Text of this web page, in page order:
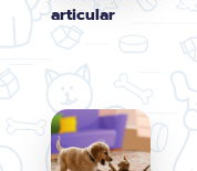
articular